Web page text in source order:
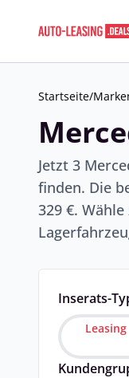
Startseite/
Jetzt 3
finden. Die
329 €.
Inserats-
Leasing